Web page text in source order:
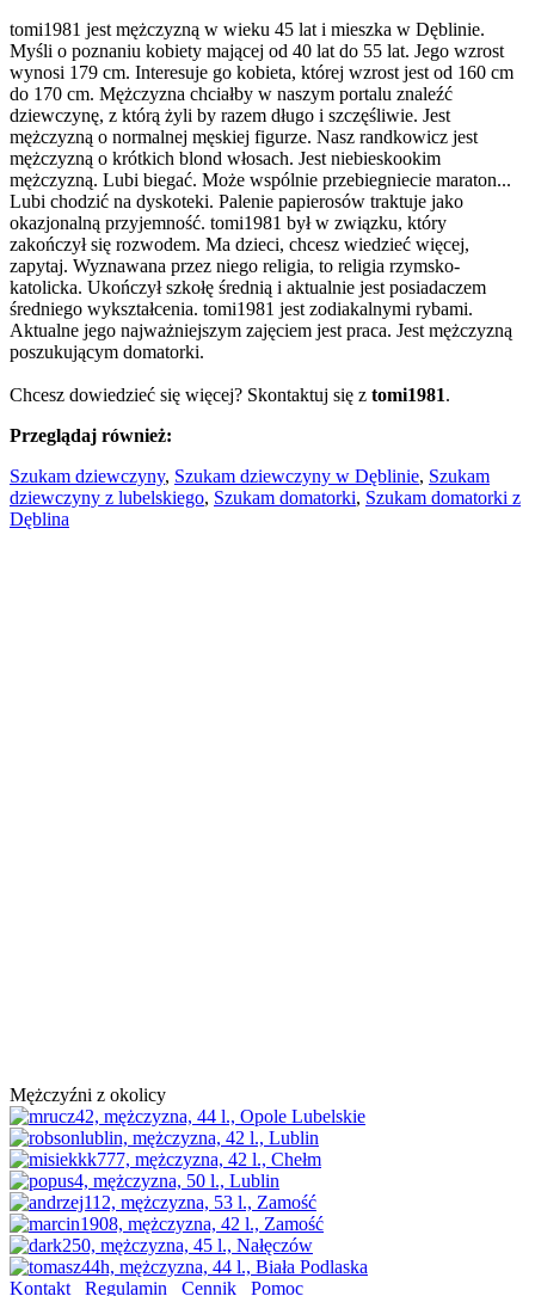
tomi1981 jest mężczyzną w wieku 45 lat i mieszka w Dęblinie.
Myśli o poznaniu kobiety mającej od 40 lat do 55 lat. Jego wzrost
wynosi 179 cm. Interesuje go kobieta, której wzrost jest od 160 cm
do 170 cm. Mężczyzna chciałby w naszym portalu znaleźć
dziewczynę, z którą żyli by razem długo i szczęśliwie. Jest
mężczyzną o normalnej męskiej figurze. Nasz randkowicz jest
mężczyzną o krótkich blond włosach. Jest niebieskookim
mężczyzną. Lubi biegać. Może wspólnie przebiegniecie maraton...
Lubi chodzić na dyskoteki. Palenie papierosów traktuje jako
okazjonalną przyjemność. tomi1981 był w związku, który
zakończył się rozwodem. Ma dzieci, chcesz wiedzieć więcej,
zapytaj. Wyznawana przez niego religia, to religia rzymsko-
katolicka. Ukończył szkołę średnią i aktualnie jest posiadaczem
średniego wykształcenia. tomi1981 jest zodiakalnymi rybami.
Aktualne jego najważniejszym zajęciem jest praca. Jest mężczyzną
poszukującym domatorki.
Chcesz dowiedzieć się więcej? Skontaktuj się z tomi1981.
Przeglądaj również:
Szukam dziewczyny, Szukam dziewczyny w Dęblinie, Szukam
dziewczyny z lubelskiego, Szukam domatorki, Szukam domatorki z
Dęblina
Mężczyźni z okolicy
Kontakt Regulamin Cennik Pomoc